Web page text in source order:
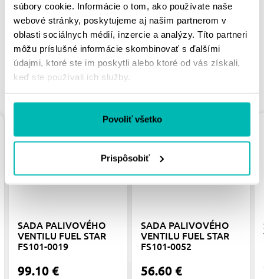
súbory cookie. Informácie o tom, ako používate naše
webové stránky, poskytujeme aj našim partnerom v
oblasti sociálnych médií, inzercie a analýzy. Títo partneri
môžu príslušné informácie skombinovať s ďalšími
údajmi, ktoré ste im poskytli alebo ktoré od vás získali,
keď ste používali ich služby.
Povoliť všetko
Prispôsobiť
PÁČIŤ
PODOBNÉ PRODUKTY
SADA PALIVOVÉHO
VENTILU FUEL STAR
FS101-0019
99.10 €
SADA PALIVOVÉHO
VENTILU FUEL STAR
FS101-0052
56.60 €